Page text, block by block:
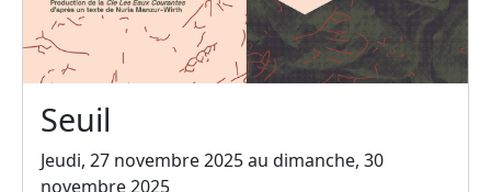
Seuil
Jeudi, 27 novembre 2025 au dimanche, 30
novembre 2025